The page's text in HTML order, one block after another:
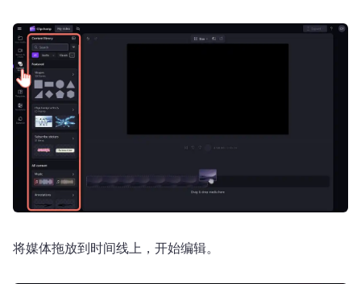
将媒体拖放到时间线上，开始编辑。